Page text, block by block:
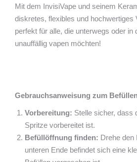
Mit dem InvisiVape und seinem
diskretes, flexibles und hochwertiges
perfekt für alle, die unterwegs oder in
unauffällig vapen möchten!
Gebrauchsanweisung zum
Vorbereitung: Stelle sicher, dass
Spritze vorbereitet ist.
Befüllöffnung finden: Drehe den
unteren Ende befindet sich eine